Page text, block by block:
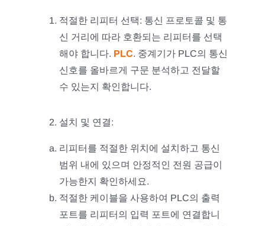
적절한 리피터 선택: 통신 프로토콜 및 통
신 거리에 따라 호환되는 리피터를 선택
해야 합니다. PLC. 중계기가 PLC의 통신
신호를 올바르게 구문 분석하고 전달할
수 있는지 확인합니다.
설치 및 연결:
리피터를 적절한 위치에 설치하고 통신
범위 내에 있으며 안정적인 전원 공급이
가능한지 확인하세요.
적절한 케이블을 사용하여 PLC의 출력
포트를 리피터의 입력 포트에 연결합니